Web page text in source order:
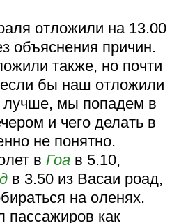
отложили на 13.00
объяснения причин.
также, но почти
бы наш отложили
мы попадем в
и чего делать в
не понятно.
в Гоа в 5.10,
в 3.50 из Васаи роад,
на оленях.
пассажиров как